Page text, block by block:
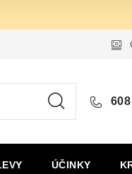
kamenů
ÚČINKY